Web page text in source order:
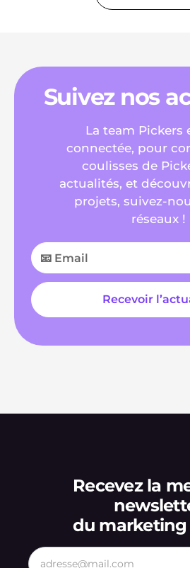
Suivez nos
La team Pickers
connectée, pour
coulisses de
actualités, et
projets, suivez-
réseaux !
Recevez la
du